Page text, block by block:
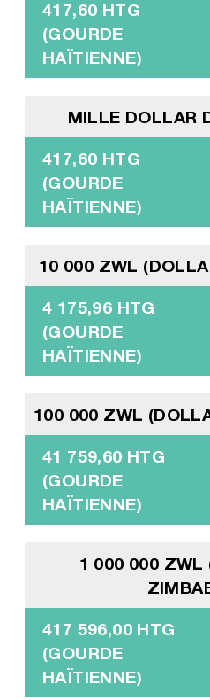
417,60 HTG
(GOURDE
HAÏTIENNE)
MILLE DOLLAR
417,60 HTG
(GOURDE
HAÏTIENNE)
10 000 ZWL
4 175,96 HTG
(GOURDE
HAÏTIENNE)
100 000 ZWL
41 759,60 HTG
(GOURDE
HAÏTIENNE)
1 000 000 ZWL
417 596,00 HTG
(GOURDE
HAÏTIENNE)